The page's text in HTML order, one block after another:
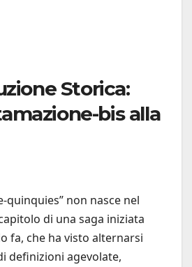
Storica:
bis alla
quinquies” non nasce nel
di una saga iniziata
fa, che ha visto alternarsi
definizioni agevolate,